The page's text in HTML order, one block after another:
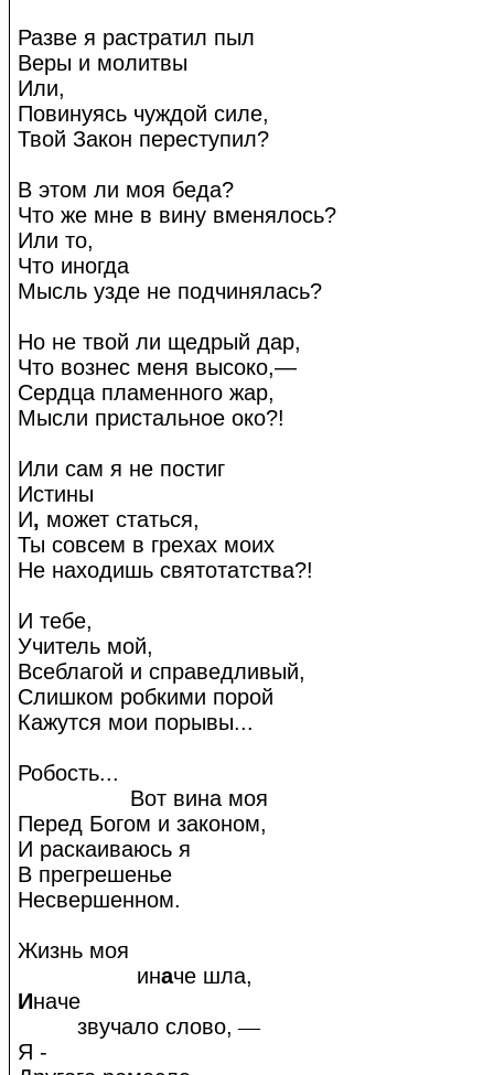
Разве я растратил пыл
Веры и молитвы
Или,
Повинуясь чуждой силе,
Твой Закон переступил?
В этом ли моя беда?
Что же мне в вину вменялось?
Или то,
Что иногда
Мысль узде не подчинялась?
Но не твой ли щедрый дар,
Что вознес меня высоко,—
Сердца пламенного жар,
Мысли пристальное око?!
Или сам я не постиг
Истины
И, может статься,
Ты совсем в грехах моих
Не находишь святотатства?!
И тебе,
Учитель мой,
Всеблагой и справедливый,
Слишком робкими порой
Кажутся мои порывы...
Робость...
Вот вина моя
Перед Богом и законом,
И раскаиваюсь я
В прегрешенье
Несвершенном.
Жизнь моя
иначе шла,
Иначе
звучало слово, —
Я -